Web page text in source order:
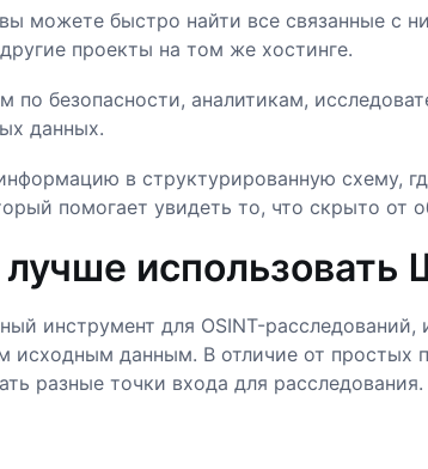
можете быстро найти все связанные с
проекты на том же хостинге.
по безопасности, аналитикам,
данных.
в структурированную схему,
помогает увидеть то, что скрыто от
использовать
инструмент для OSINT-
исходным данным. В отличие от простых
разные точки входа для расследования.